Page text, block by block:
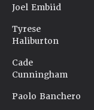
Joel Embiid
Tyrese
Haliburton
Cade
Cunningham
Paolo Banchero